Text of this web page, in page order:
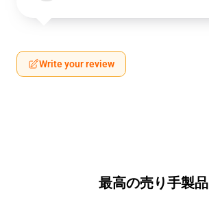
Write your review
最高の売り手製品